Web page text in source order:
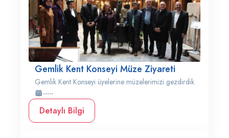
Gemlik Kent Konseyi Müze Ziyareti
Gemlik Kent Konseyi üyelerine müzelerimizi gezdirdik
-----
Detaylı Bilgi